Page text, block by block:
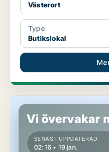
Västerort
Type
Butikslokal
Butikslokal i Stockholm
Vi övervakar
SENAST UPPDATERAD
02:16 • 19 jan.